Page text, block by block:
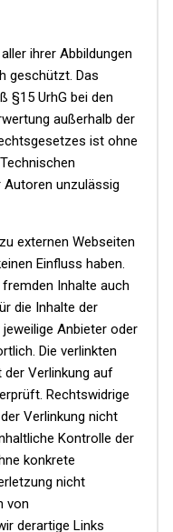
ihrer Abbildungen
geschützt. Das
§15 UrhG bei den
außerhalb der
ist ohne
Autoren unzulässig
externen Webseiten
Einfluss haben.
Inhalte auch
die Inhalte der
Anbieter oder
Die verlinkten
Verlinkung auf
Rechtswidrige
Verlinkung nicht
Kontrolle der
konkrete
nicht
von
derartige Links